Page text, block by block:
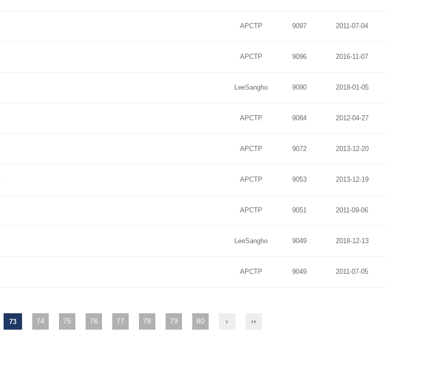
APCTP 9097 2011-07-04
APCTP 9096 2016-11-07
LeeSangho 9090 2018-01-05
APCTP 9084 2012-04-27
APCTP 9072 2013-12-20
APCTP 9053 2013-12-19
APCTP 9051 2011-09-06
LeeSangho 9049 2018-12-13
APCTP 9049 2011-07-05
73 74 75 76 77 78 79 80